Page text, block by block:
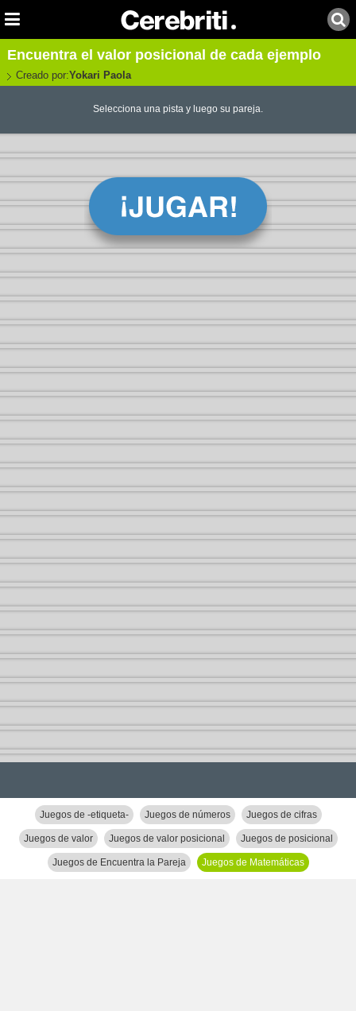
Encuentra el valor posicional de cada ejemplo
Creado por:Yokari Paola
Selecciona una pista y luego su pareja.
Juegos de -etiqueta- Juegos de números Juegos de cifras
Juegos de valor Juegos de valor posicional Juegos de posicional
Juegos de Encuentra la Pareja Juegos de Matemáticas